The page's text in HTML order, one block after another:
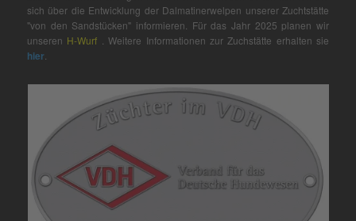
sich über die Entwicklung der Dalmatinerwelpen unserer Zuchtstätte
"von den Sandstücken" informieren. Für das Jahr 2025 planen wir
unseren H-Wurf . Weitere Informationen zur Zuchstätte erhalten sie
hier